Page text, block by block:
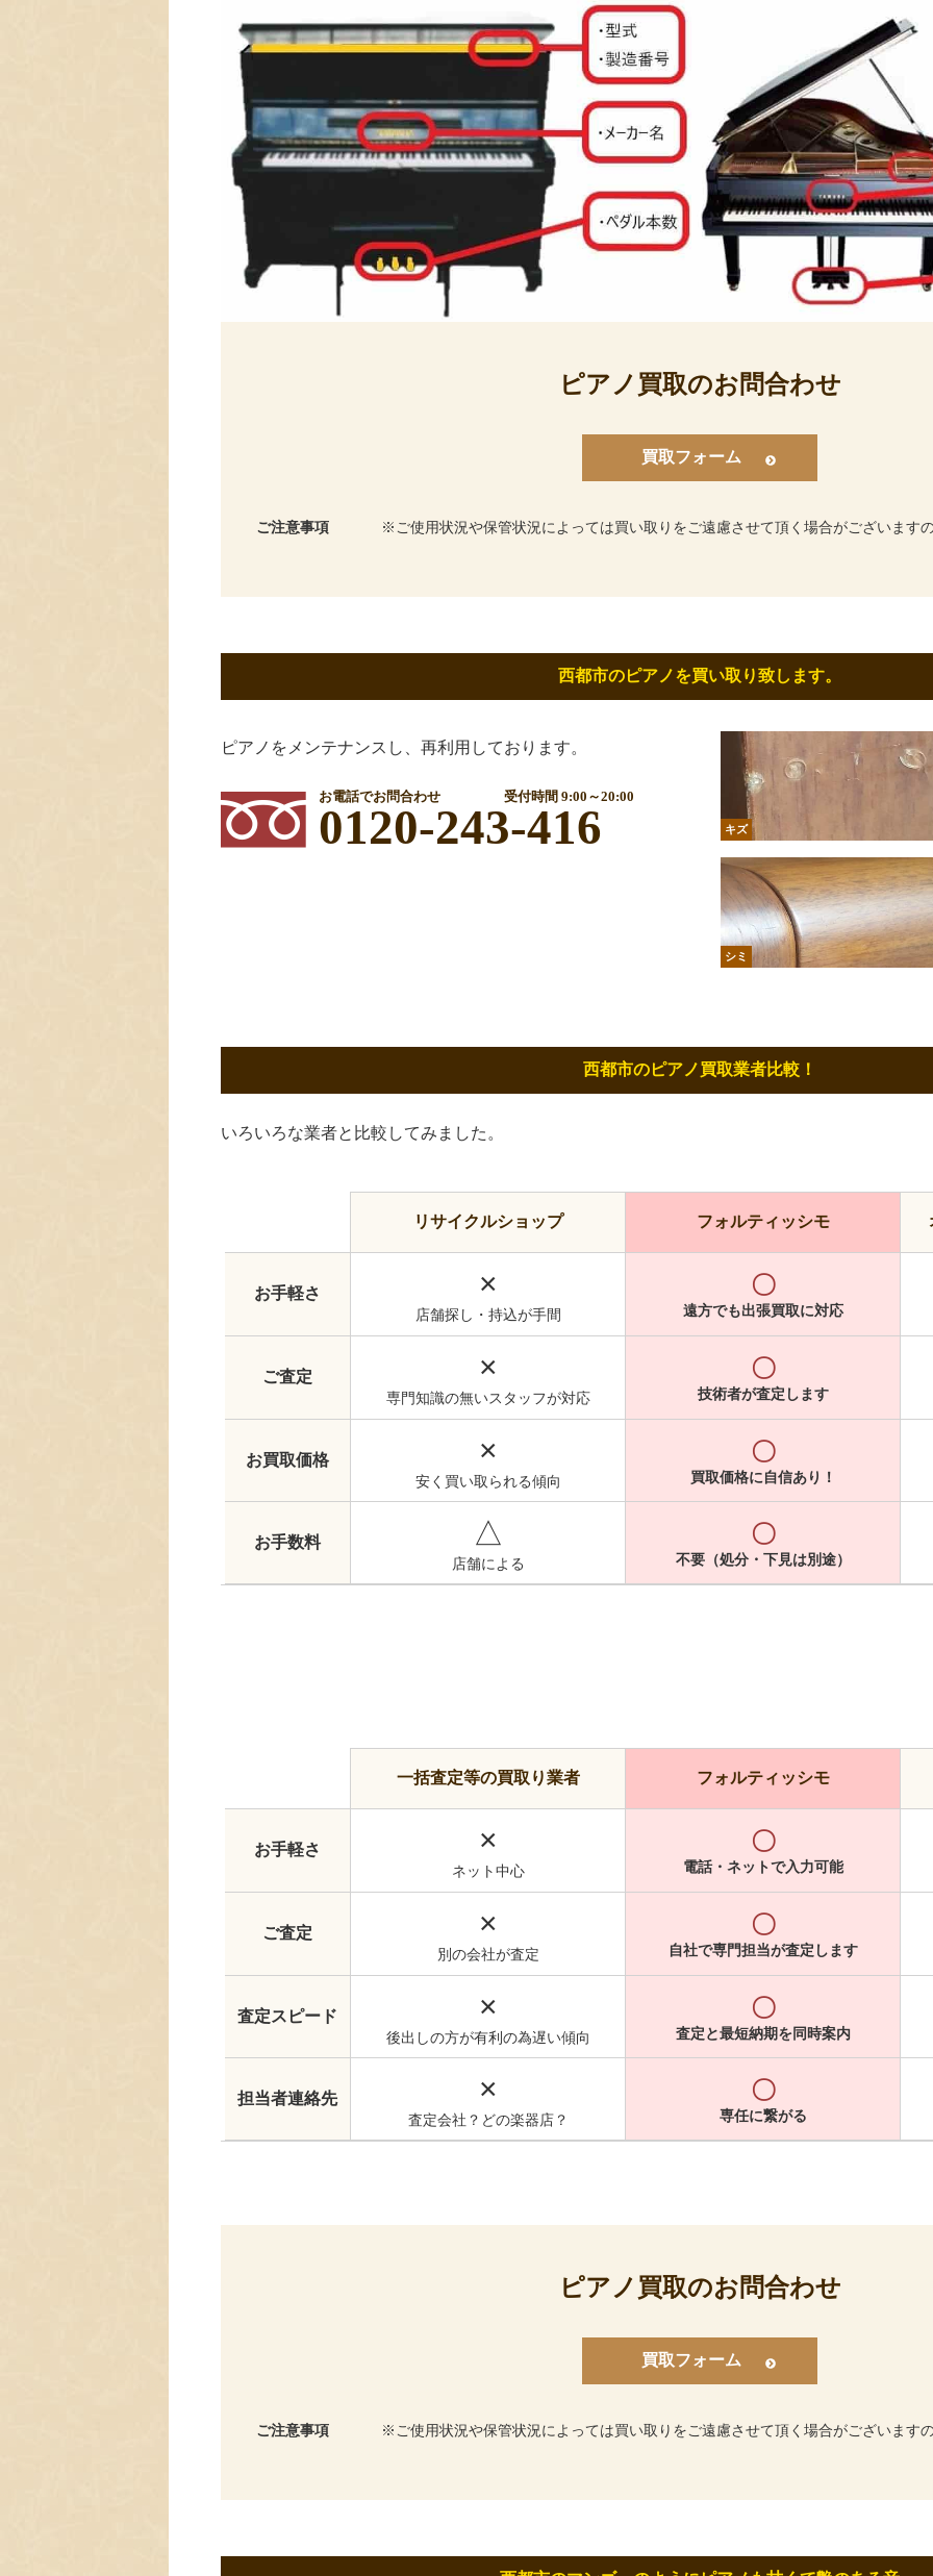
ピアノ買取のお問合わせ
買取フォーム
ご注意事項 ご使用状況や保管状況によっては買い取りをご遠慮させて頂く場合がございます
西都市のピアノを買い取り致します。
ピアノをメンテナンスし、再利用しております。
お電話でお問合わせ 受付時間 9:00～20:00
0120-243-416 キズ
シミ
西都市のピアノ買取業者比較！
いろいろな業者と比較してみました。
リサイクルショップ フォルティッシモ
お手軽さ ×
店舗探し・持込が手間
〇
遠方でも出張買取に対応
ご査定 ×
専門知識の無いスタッフが対応
〇
技術者が査定します
お買取価格 ×
安く買い取られる傾向
〇
買取価格に自信あり！
お手数料 △
店舗による
〇
不要（処分・下見は別途）
一括査定等の買取り業者 フォルティッシモ
お手軽さ ×
ネット中心
〇
電話・ネットで入力可能
ご査定 ×
別の会社が査定
〇
自社で専門担当が査定します
査定スピード ×
後出しの方が有利の為遅い傾向
〇
査定と最短納期を同時案内
担当者連絡先 ×
査定会社？どの楽器店？
〇
専任に繋がる
ピアノ買取のお問合わせ
買取フォーム
ご注意事項 ご使用状況や保管状況によっては買い取りをご遠慮させて頂く場合がございます